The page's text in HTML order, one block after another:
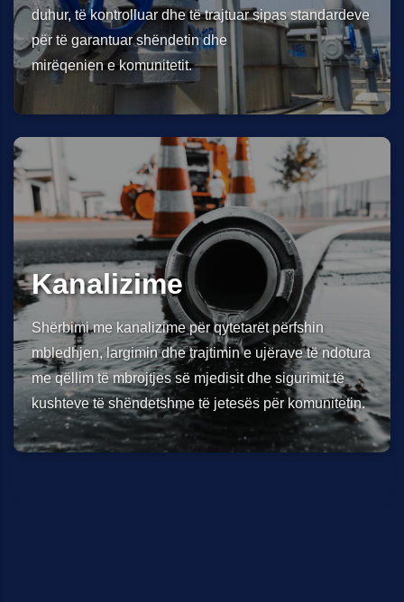
duhur, të kontrolluar dhe të trajtuar sipas standardeve
për të garantuar shëndetin dhe
mirëqenien e komunitetit.
Kanalizime
Shërbimi me kanalizime për qytetarët përfshin
mbledhjen, largimin dhe trajtimin e ujërave të ndotura
me qëllim të mbrojtjes së mjedisit dhe sigurimit të
kushteve të shëndetshme të jetesës për komunitetin.